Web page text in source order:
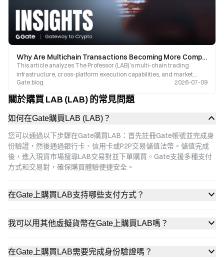
Why Are Multichain Transactions Becoming More Complex? How The Professor (LAB) Addresses Liquidity Fragmentation
This article analyzes The Professor (LAB)’s multi-chain trading
infrastructure, cross-platform execution capabilities, and market
data.
Gate.blog 2026-07-09
關於購買 LAB (LAB) 的常見問題
如何在Gate購買LAB (LAB)？
您可以通過以下步驟在Gate購買LAB：首先註冊Gate帳號並完成身
份驗證，然後通過銀行卡、信用卡或P2P交易儲值法幣。儲值完成
後，進入現貨市場搜尋LAB交易對並下單購買。Gate支援多種支付
方式和交易對，確保購買體驗便捷安全。
在Gate上購買LAB支持哪些支付方式？
我可以用其他虛擬貨幣在Gate上購買LAB嗎？
在Gate上購買LAB需要完成身份驗證嗎？